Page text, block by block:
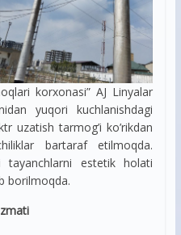
korxonasi” AJ Linyalar
yuqori kuchlanishdagi
uzatish tarmog’i ko’rikdan
bartaraf etilmoqda.
tayanchlarni estetik holati
borilmoqda.